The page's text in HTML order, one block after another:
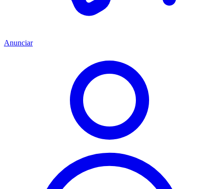
Anunciar